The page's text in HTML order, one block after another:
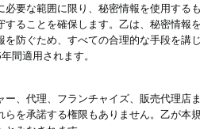
要な範囲に限り、秘密情報を使用する
ることを確保します。乙は、秘密情報
防ぐため、すべての合理的な手段を講
間適用されます。
、代理、フランチャイズ、販売代理店
を承諾する権限もありません。乙が本